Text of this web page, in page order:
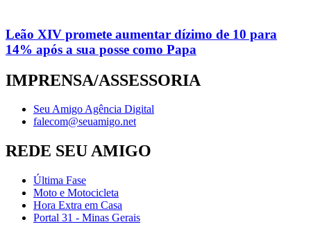
Leão XIV promete aumentar dízimo de 10 para
14% após a sua posse como Papa
IMPRENSA/ASSESSORIA
Seu Amigo Agência Digital
falecom@seuamigo.net
REDE SEU AMIGO
Última Fase
Moto e Motocicleta
Hora Extra em Casa
Portal 31 - Minas Gerais